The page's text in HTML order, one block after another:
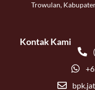
Trowulan,
Kontak Kami